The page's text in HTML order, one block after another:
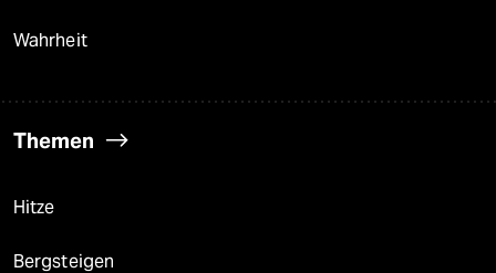
Wahrheit
Themen
Hitze
Bergsteigen